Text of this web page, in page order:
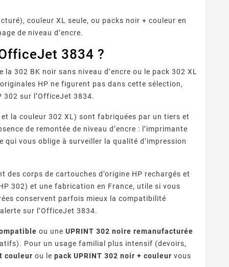
couleur XL seule, ou packs noir + couleur en
de niveau d’encre.
3834 ?
la 302 BK noir sans niveau d’encre ou le pack 302 XL
HP ne figurent pas dans cette sélection,
302 sur l’OfficeJet 3834.
et la couleur 302 XL) sont fabriquées par un tiers et
de remontée de niveau d’encre : l’imprimante
vous oblige à surveiller la qualité d’impression
des corps de cartouches d’origine HP rechargés et
302) et une fabrication en France, utile si vous
conservent parfois mieux la compatibilité
sur l’OfficeJet 3834.
ou uneUPRINT 302 noire remanufacturée
Pour un usage familial plus intensif (devoirs,
couleur ou lepack UPRINT 302 noir + couleur vous